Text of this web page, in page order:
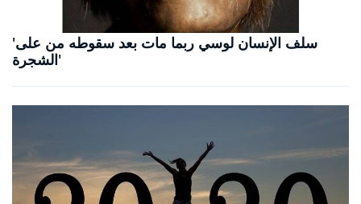
'سلف الإنسان لوسي ربما مات بعد سقوطه من على
الشجرة'